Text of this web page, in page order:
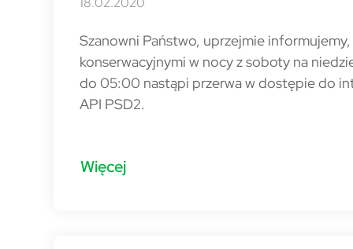
Szanowni Państwo, uprzejmie
konserwacyjnymi w nocy z soboty na
do 05:00 nastąpi przerwa w dostępie do
API PSD2.
Więcej